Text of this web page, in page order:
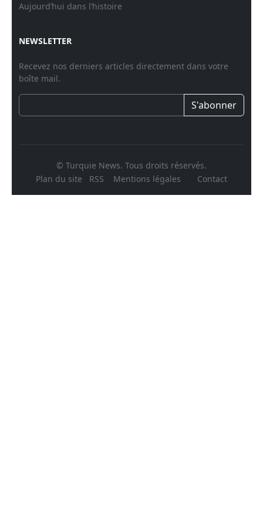
Aujourd’hui dans l’histoire
NEWSLETTER
Recevez nos derniers articles directement dans votre
boîte mail.
S'abonner
© Turquie News. Tous droits réservés.
Plan du site
RSS Mentions légales Contact